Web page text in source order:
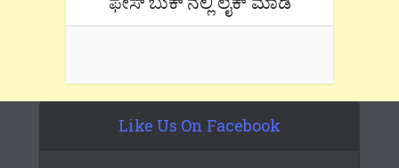
Like Us On Facebook